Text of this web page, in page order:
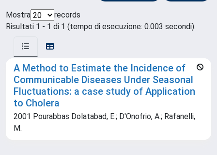
Mostra
records
Risultati 1 - 1 di 1 (tempo di esecuzione: 0.003 secondi).
A Method to Estimate the Incidence of
Communicable Diseases Under Seasonal
Fluctuations: a case study of Application
to Cholera
2001 Pourabbas Dolatabad, E.; D'Onofrio, A.; Rafanelli,
M.